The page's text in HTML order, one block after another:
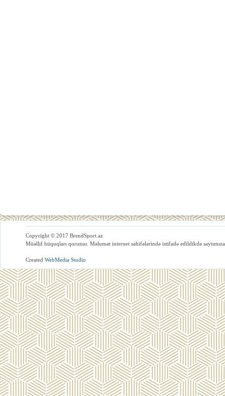
Copyright © 2017 BrendSport.az
Müəllif hüquqları qorunur. Məlumat internet səhifələrində istifadə edildikdə
Created WebMedia Studio